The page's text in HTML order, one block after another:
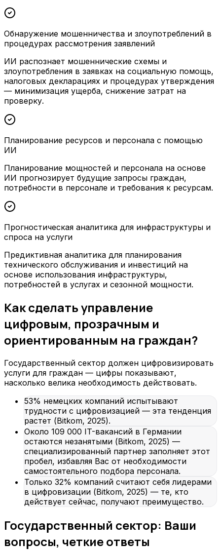
Обнаружение мошенничества и злоупотреблений в
процедурах рассмотрения заявлений
ИИ распознает мошеннические схемы и
злоупотребления в заявках на социальную помощь,
налоговых декларациях и процедурах утверждения
— минимизация ущерба, снижение затрат на
проверку.
Планирование ресурсов и персонала с помощью
ИИ
Планирование мощностей и персонала на основе
ИИ прогнозирует будущие запросы граждан,
потребности в персонале и требования к ресурсам.
Прогностическая аналитика для инфраструктуры и
спроса на услуги
Предиктивная аналитика для планирования
технического обслуживания и инвестиций на
основе использования инфраструктуры,
потребностей в услугах и сезонной мощности.
Как сделать управление
цифровым, прозрачным и
ориентированным на граждан?
Государственный сектор должен цифровизировать
услуги для граждан — цифры показывают,
насколько велика необходимость действовать.
53% немецких компаний испытывают
трудности с цифровизацией — эта тенденция
растет (Bitkom, 2025).
Около 109 000 IT-вакансий в Германии
остаются незанятыми (Bitkom, 2025) —
специализированный партнер заполняет этот
пробел, избавляя Вас от необходимости
самостоятельного подбора персонала.
Только 32% компаний считают себя лидерами
в цифровизации (Bitkom, 2025) — те, кто
действует сейчас, получают преимущество.
Государственный сектор: Ваши
вопросы, четкие ответы